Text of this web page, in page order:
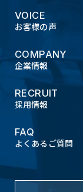
VOICE
お客様の声
COMPANY
企業情報
RECRUIT
採用情報
FAQ
よくあるご質問